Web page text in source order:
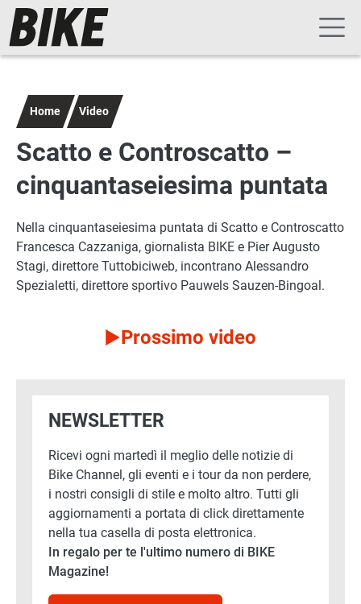
Salta al contenuto principale
Navigazione principale
Home Video
Scatto e Controscatto –
cinquantaseiesima puntata
Nella cinquantaseiesima puntata di Scatto e Controscatto
Francesca Cazzaniga, giornalista BIKE e Pier Augusto
Stagi, direttore Tuttobiciweb, incontrano Alessandro
Spezialetti, direttore sportivo Pauwels Sauzen-Bingoal.
Prossimo video
NEWSLETTER
Ricevi ogni martedì il meglio delle notizie di
Bike Channel, gli eventi e i tour da non perdere,
i nostri consigli di stile e molto altro. Tutti gli
aggiornamenti a portata di click direttamente
nella tua casella di posta elettronica.
In regalo per te l'ultimo numero di BIKE
Magazine!